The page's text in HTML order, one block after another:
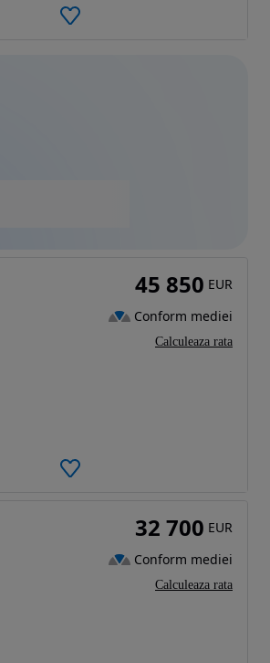
45 850 EUR
Conform mediei
Calculeaza rata
32 700 EUR
Conform mediei
Calculeaza rata